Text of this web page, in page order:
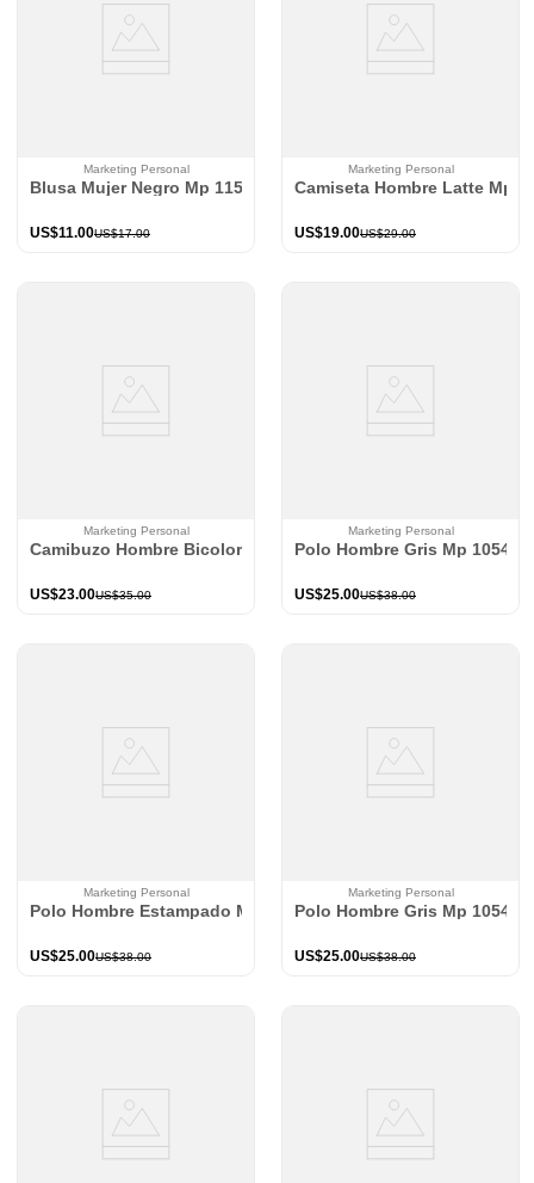
Marketing Personal
Blusa Mujer Negro Mp 115194
US$17.00
US$11.00
Marketing Personal
Camiseta Hombre Latte Mp
US$29.00
US$19.00
Marketing Personal
Camibuzo Hombre Bicolor Mp 114660
US$35.00
US$23.00
Marketing Personal
Polo Hombre Gris Mp 105493
US$38.00
US$25.00
Marketing Personal
Polo Hombre Estampado Mp 114577
US$38.00
US$25.00
Marketing Personal
Polo Hombre Gris Mp 105493
US$38.00
US$25.00